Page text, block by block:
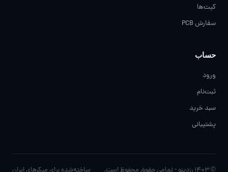
کیت‌ها
سفارش PCB
حساب
ورود
ثبت‌نام
سبد خرید
پشتیبانی